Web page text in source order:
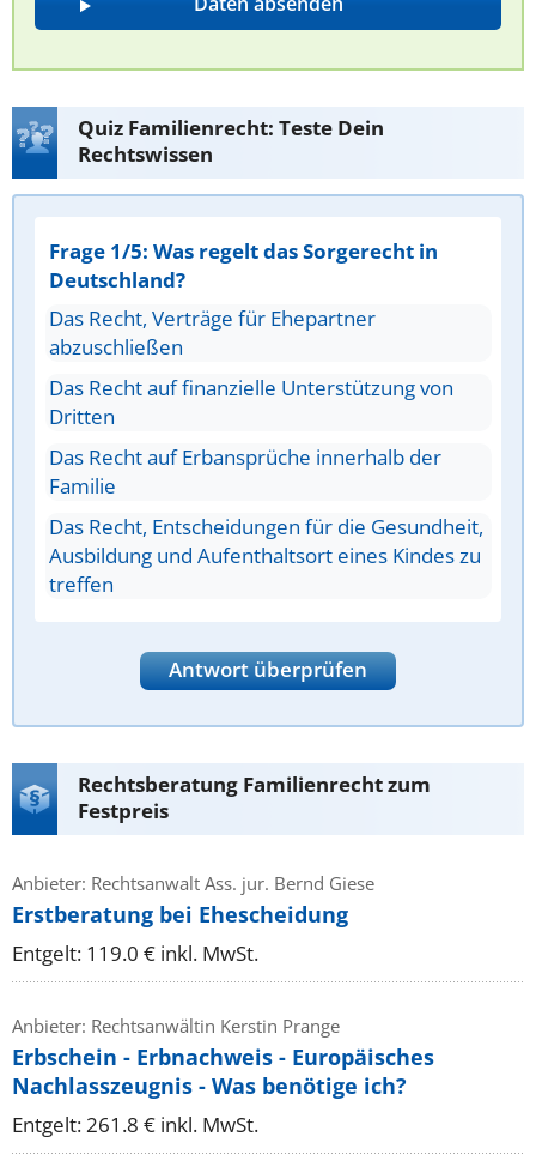
Quiz Familienrecht: Teste Dein
Rechtswissen
Frage 1/5: Was regelt das Sorgerecht in
Deutschland?
Das Recht, Verträge für Ehepartner
abzuschließen
Das Recht auf finanzielle Unterstützung von
Dritten
Das Recht auf Erbansprüche innerhalb der
Familie
Das Recht, Entscheidungen für die Gesundheit,
Ausbildung und Aufenthaltsort eines Kindes zu
treffen
Antwort überprüfen
Rechtsberatung Familienrecht zum
Festpreis
Anbieter: Rechtsanwalt Ass. jur. Bernd Giese
Erstberatung bei Ehescheidung
Entgelt: 119.0 € inkl. MwSt.
Anbieter: Rechtsanwältin Kerstin Prange
Erbschein - Erbnachweis - Europäisches
Nachlasszeugnis - Was benötige ich?
Entgelt: 261.8 € inkl. MwSt.